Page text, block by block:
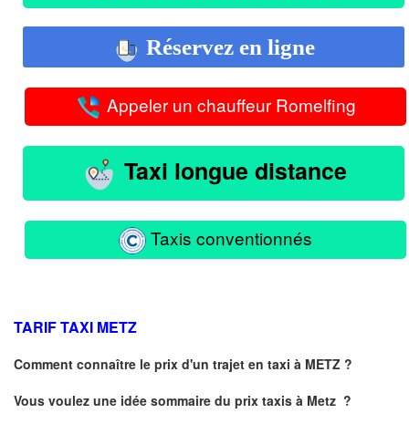
Réservez en ligne
Appeler un chauffeur Romelfing
Taxi longue distance
Taxis conventionnés
TARIF TAXI METZ
Comment connaître le prix d'un trajet en taxi à METZ ?
Vous voulez une idée sommaire du prix taxis à Metz ?